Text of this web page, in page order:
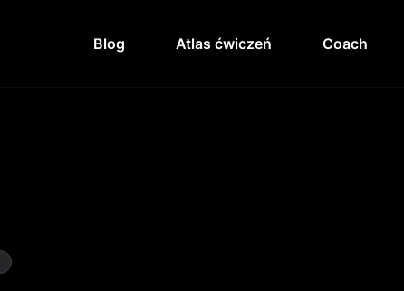
Blog Atlas ćwiczeń Coach